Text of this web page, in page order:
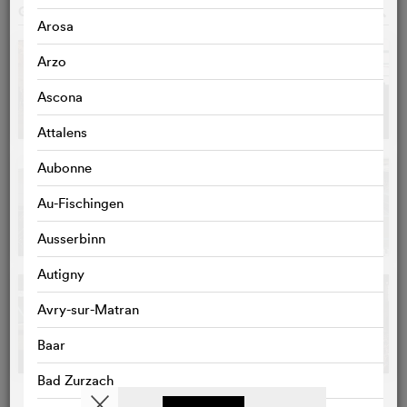
Arosa
Arzo
Ascona
Attalens
Aubonne
Au-Fischingen
Ausserbinn
Autigny
Avry-sur-Matran
Baar
Bad Zurzach
GALERIE PHOTOS o